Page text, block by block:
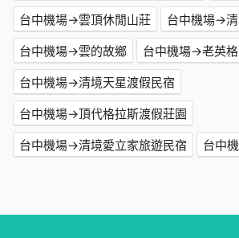
台中機場→雲頂休閒山莊
台中機場→
台中機場→雲的故鄉
台中機場→老英
台中機場→清境天星渡假民宿
台中機場→頂代格拉斯渡假莊園
台中機場→清境愛立家旅遊民宿
台中